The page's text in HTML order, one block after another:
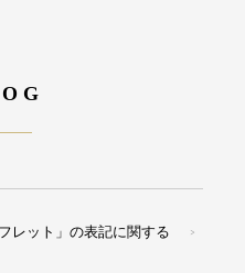
レット」の表記に関する